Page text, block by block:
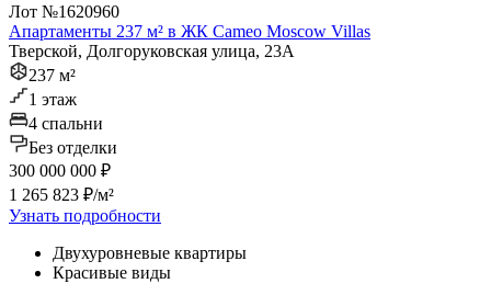
Лот №1620960
Апартаменты 237 м² в ЖК Cameo Moscow Villas
Тверской, Долгоруковская улица, 23А
237 м²
1 этаж
4 спальни
Без отделки
300 000 000 ₽
1 265 823 ₽/м²
Узнать подробности
Двухуровневые квартиры
Красивые виды